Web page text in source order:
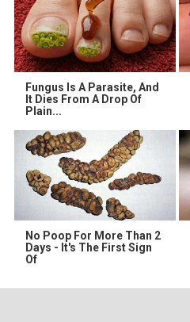
Fungus Is A Parasite, And
It Dies From A Drop Of
Plain...
No Poop For More Than 2
Days - It's The First Sign
Of